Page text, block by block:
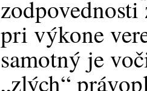
zodpovednosti
pri výkone
samotný je
„zlých“